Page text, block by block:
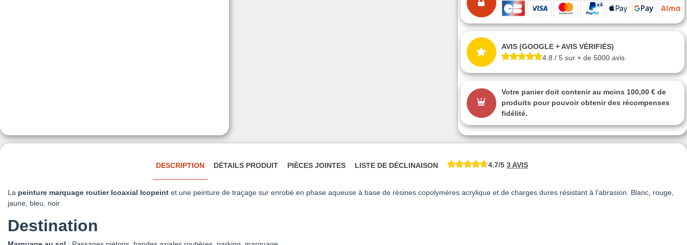
AVIS (GOOGLE + AVIS VÉRIFIÉS)
4.8 / 5 sur + de 5000 avis
Votre panier doit contenir au moins 100,00 € de
produits pour pouvoir obtenir des récompenses
fidélité.
DESCRIPTION DÉTAILS PRODUIT PIÈCES JOINTES LISTE DE DÉCLINAISON 4.7/5 3 AVIS
La peinture marquage routier Icoaxial Icopeint et une peinture de traçage sur enrobé en phase aqueuse à base de résines copolymères acrylique et de charges dures résistant à l’abrasion. Blanc, rouge,
jaune, bleu, noir
Destination